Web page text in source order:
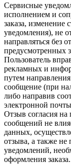
Сервисные
исполнением и
заказа, изменение
уведомления), не
направляться без
предусмотренных
Пользователь
рекламных и
путем
сообщение (при
либо направив
электронной почты
Отзыв согласия
сообщений не
данных,
отзыва, а также не
уведомлений,
оформления заказа.